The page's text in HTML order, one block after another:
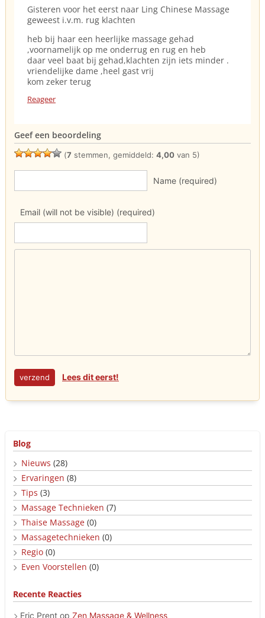
Gisteren voor het eerst naar Ling Chinese Massage
geweest i.v.m. rug klachten
heb bij haar een heerlijke massage gehad
,voornamelijk op me onderrug en rug en heb
daar veel baat bij gehad,klachten zijn iets minder .
vriendelijke dame ,heel gast vrij
kom zeker terug
Reageer
Geef een beoordeling
(7 stemmen, gemiddeld: 4,00 van 5)
Name (required)
Email (will not be visible) (required)
Lees dit eerst!
Blog
Nieuws (28)
Ervaringen (8)
Tips (3)
Massage Technieken (7)
Thaise Massage (0)
Massagetechnieken (0)
Regio (0)
Even Voorstellen (0)
Recente Reacties
Eric Prent op Zen Massage & Wellness